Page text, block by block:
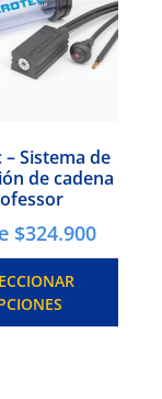
Sistema de
de cadena
$324.900